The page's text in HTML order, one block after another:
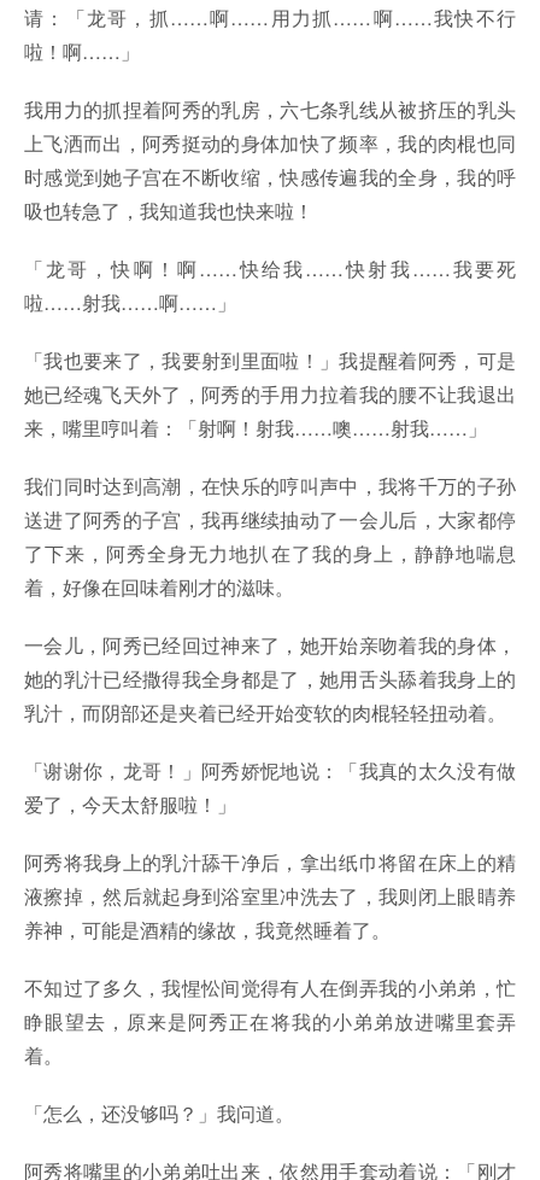
请：「龙哥，抓……啊……用力抓……啊……我快不行
啦！啊……」
我用力的抓捏着阿秀的乳房，六七条乳线从被挤压的乳头
上飞洒而出，阿秀挺动的身体加快了频率，我的肉棍也同
时感觉到她子宫在不断收缩，快感传遍我的全身，我的呼
吸也转急了，我知道我也快来啦！
「龙哥，快啊！啊……快给我……快射我……我要死
啦……射我……啊……」
「我也要来了，我要射到里面啦！」我提醒着阿秀，可是
她已经魂飞天外了，阿秀的手用力拉着我的腰不让我退出
来，嘴里哼叫着：「射啊！射我……噢……射我……」
我们同时达到高潮，在快乐的哼叫声中，我将千万的子孙
送进了阿秀的子宫，我再继续抽动了一会儿后，大家都停
了下来，阿秀全身无力地扒在了我的身上，静静地喘息
着，好像在回味着刚才的滋味。
一会儿，阿秀已经回过神来了，她开始亲吻着我的身体，
她的乳汁已经撒得我全身都是了，她用舌头舔着我身上的
乳汁，而阴部还是夹着已经开始变软的肉棍轻轻扭动着。
「谢谢你，龙哥！」阿秀娇怩地说：「我真的太久没有做
爱了，今天太舒服啦！」
阿秀将我身上的乳汁舔干净后，拿出纸巾将留在床上的精
液擦掉，然后就起身到浴室里冲洗去了，我则闭上眼睛养
养神，可能是酒精的缘故，我竟然睡着了。
不知过了多久，我惺忪间觉得有人在倒弄我的小弟弟，忙
睁眼望去，原来是阿秀正在将我的小弟弟放进嘴里套弄
着。
「怎么，还没够吗？」我问道。
阿秀将嘴里的小弟弟吐出来，依然用手套动着说：「刚才